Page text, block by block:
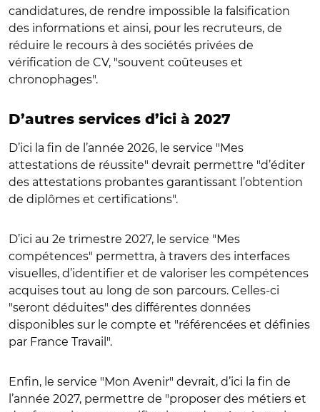
candidatures, de rendre impossible la falsification
des informations et ainsi, pour les recruteurs, de
réduire le recours à des sociétés privées de
vérification de CV, "souvent coûteuses et
chronophages".
D’autres services d’ici à 2027
D’ici la fin de l’année 2026, le service "Mes
attestations de réussite" devrait permettre "d’éditer
des attestations probantes garantissant l’obtention
de diplômes et certifications".
D’ici au 2e trimestre 2027, le service "Mes
compétences" permettra, à travers des interfaces
visuelles, d’identifier et de valoriser les compétences
acquises tout au long de son parcours. Celles-ci
"seront déduites" des différentes données
disponibles sur le compte et "référencées et définies
par France Travail".
Enfin, le service "Mon Avenir" devrait, d’ici la fin de
l’année 2027, permettre de "proposer des métiers et